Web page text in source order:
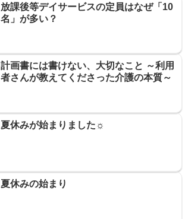
放課後等デイサービスの定員はなぜ「10
名」が多い？
計画書には書けない、大切なこと ～利用
者さんが教えてくださった介護の本質～
夏休みが始まりました☼
夏休みの始まり